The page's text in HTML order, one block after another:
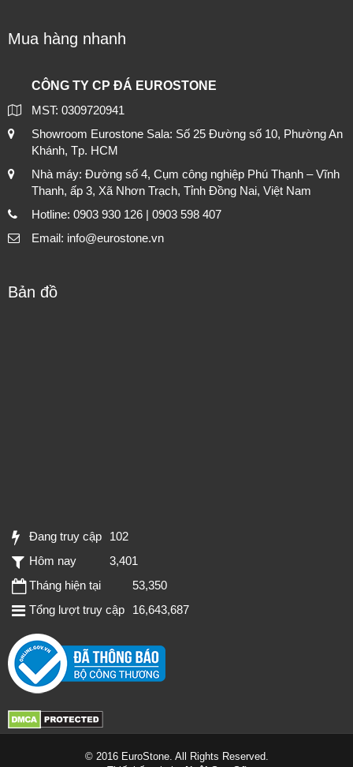
Mua hàng nhanh
CÔNG TY CP ĐÁ EUROSTONE
MST: 0309720941
Showroom Eurostone Sala: Số 25 Đường số 10, Phường An
Khánh, Tp. HCM
Nhà máy: Đường số 4, Cụm công nghiệp Phú Thạnh – Vĩnh
Thanh, ấp 3, Xã Nhơn Trạch, Tỉnh Đồng Nai, Việt Nam
Hotline: 0903 930 126 | 0903 598 407
Email: info@eurostone.vn
Bản đồ
Đang truy cập
102
Hôm nay
3,401
Tháng hiện tại
53,350
Tổng lượt truy cập
16,643,687
© 2016 EuroStone. All Rights Reserved.